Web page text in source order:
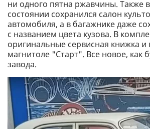
ни одного пятна ржавчины. Также
состоянии сохранился салон
автомобиля, а в багажнике даже
с названием цвета кузова. В
оригинальные сервисная книжка и
магнитоле "Старт". Все новое, как
завода.